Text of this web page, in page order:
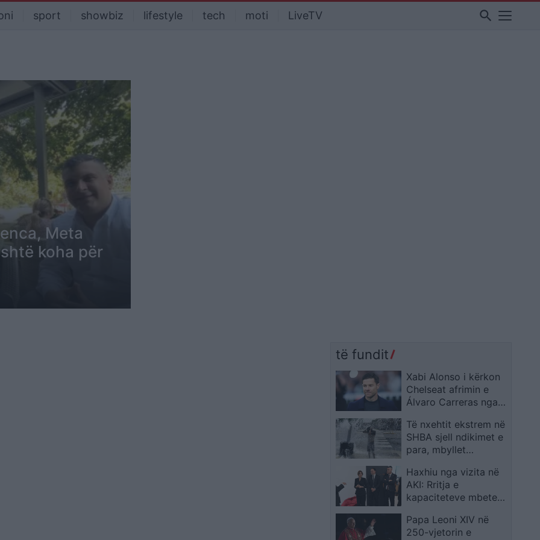
sport showbiz lifestyle tech moti LiveTV search
Meta
koha për
të fundit
Xabi Alonso i kërkon
Chelseat afrimin e
Álvaro Carreras nga
Të nxehtit ekstrem në
SHBA sjell ndikimet e
para, mbyllet
Madh Shtetëror
Amerikan gjatë
kremtimeve të 4
Haxhiu nga vizita në
AKI: Rritja e
kapaciteteve mbetet
sfidave të ardhshme
Papa Leoni XIV në
250-vjetorin e